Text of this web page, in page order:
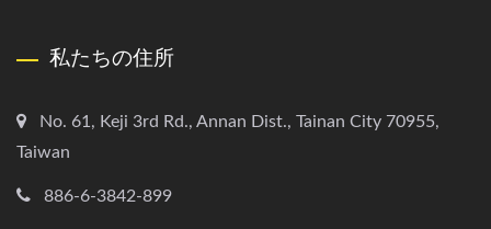
私たちの住所
No. 61, Keji 3rd Rd., Annan Dist., Tainan City 70955,
Taiwan
886-6-3842-899